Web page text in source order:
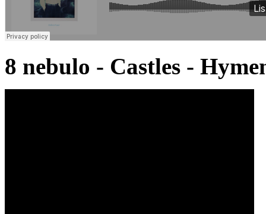
8 nebulo - Castles -